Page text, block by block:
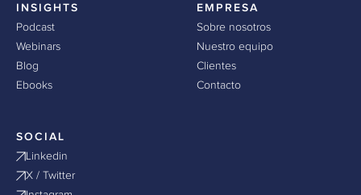
INSIGHTS
Podcast
Webinars
Blog
Ebooks
EMPRESA
Sobre nosotros
Nuestro equipo
Clientes
Contacto
SOCIAL
Linkedin
X / Twitter